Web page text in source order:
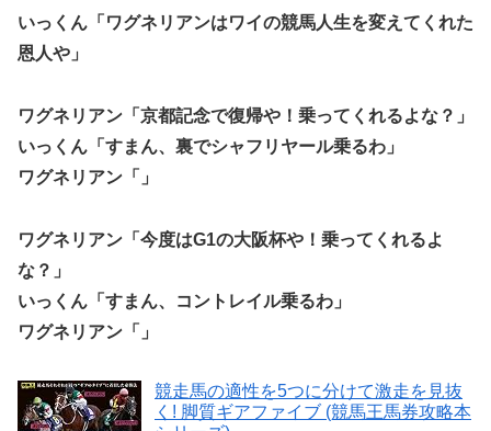
いっくん「ワグネリアンはワイの競馬人生を変えてくれた
恩人や」
ワグネリアン「京都記念で復帰や！乗ってくれるよな？」
いっくん「すまん、裏でシャフリヤール乗るわ」
ワグネリアン「」
ワグネリアン「今度はG1の大阪杯や！乗ってくれるよ
な？」
いっくん「すまん、コントレイル乗るわ」
ワグネリアン「」
競走馬の適性を5つに分けて激走を見抜
く! 脚質ギアファイブ (競馬王馬券攻略本